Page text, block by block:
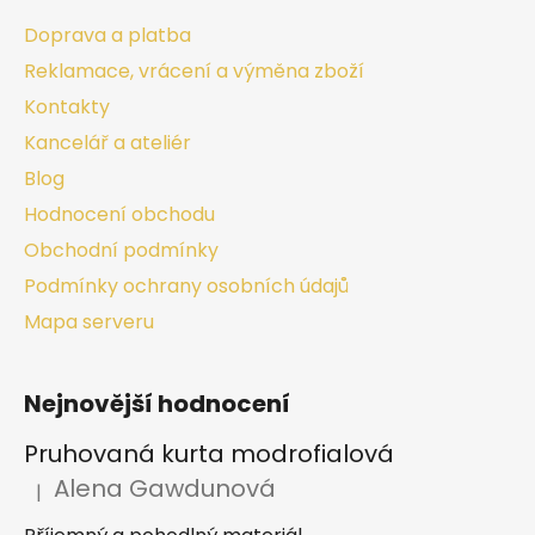
Doprava a platba
Reklamace, vrácení a výměna zboží
Kontakty
Kancelář a ateliér
Blog
Hodnocení obchodu
Obchodní podmínky
Podmínky ochrany osobních údajů
Mapa serveru
Nejnovější hodnocení
Pruhovaná kurta modrofialová
Hodnocení produktu je 5 z 5 hvězdiček.
| Alena Gawdunová